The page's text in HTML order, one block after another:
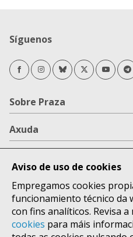
Síguenos
FacebookInstagramBlueskyTwitter/X
Sobre Praza
Axuda
Lugares
Aviso de uso de cookies
Empregamos cookies
funcionamiento técnico da
con fins analíticos. Revisa a
cookies para máis